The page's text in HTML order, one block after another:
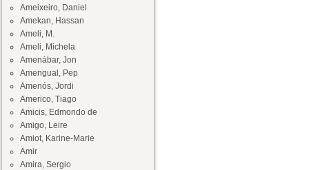
Ameixeiro, Daniel
Amekan, Hassan
Ameli, M.
Ameli, Michela
Amenábar, Jon
Amengual, Pep
Amenós, Jordi
Americo, Tiago
Amicis, Edmondo de
Amigo, Leire
Amiot, Karine-Marie
Amir
Amira, Sergio